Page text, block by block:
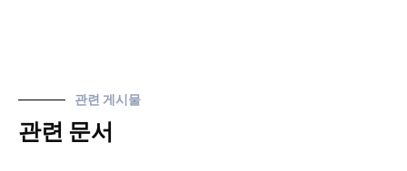
관련 게시물
관련 문서